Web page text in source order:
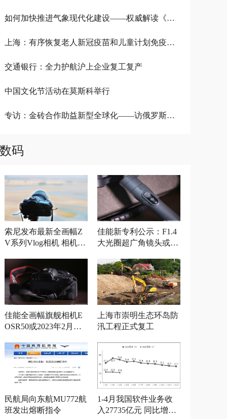
如何加快推进气象现代化建设——权威解读《气象高质量发展纲要（2022－2035年）》
上海：有序恢复老人新冠疫苗和儿童计划免疫接种服务
交通银行：全力护航沪上企业复工复产
中国文化节活动在莫斯科举行
专访：金砖合作助益新型全球化——访俄罗斯金砖国家研究国家委员会专家沃尔洪斯基
数码
索尼发布最新全画幅Z
V系列Vlog相机 相机参
佳能新专利公示：F1.4
大光圈超广角镜头或将
佳能全画幅旗舰相机E
OSR50或2023年2月发
上海市崇明生态环岛防
汛工程正式复工
民航局向东航MU772航
班发出熔断指令
1-4月我国软件业务收
入27735亿元 同比增长1